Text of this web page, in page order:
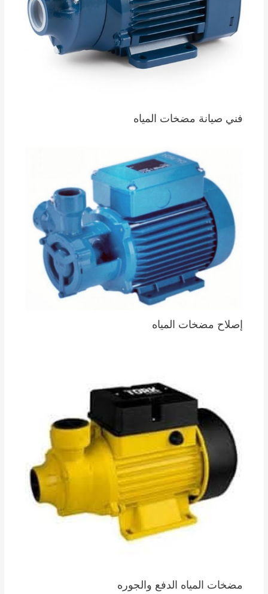
فني صيانة مضخات المياه
إصلاح مضخات المياه
مضخات المياه الدفع والجوره